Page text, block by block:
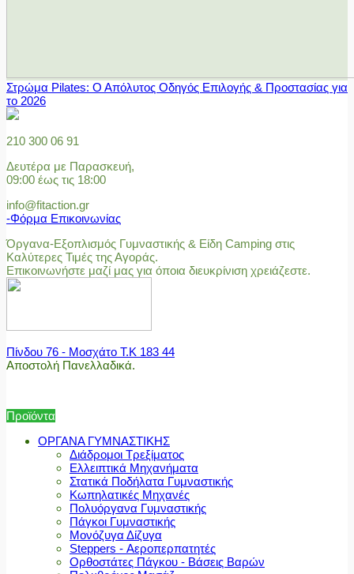
Στρώμα Pilates: Ο Απόλυτος Οδηγός Επιλογής & Προστασίας για
το 2026
210 300 06 91
Δευτέρα με Παρασκευή,
09:00 έως τις 18:00
info@fitaction.gr
-Φόρμα Επικοινωνίας
Όργανα-Εξοπλισμός Γυμναστικής & Είδη Camping στις
Καλύτερες Τιμές της Αγοράς.
Επικοινωνήστε μαζί μας για όποια διευκρίνιση χρειάζεστε.
Πίνδου 76 - Μοσχάτο Τ.Κ 183 44
Αποστολή Πανελλαδικά.
Προϊόντα
ΟΡΓΑΝΑ ΓΥΜΝΑΣΤΙΚΗΣ
Διάδρομοι Τρεξίματος
Ελλειπτικά Μηχανήματα
Στατικά Ποδήλατα Γυμναστικής
Κωπηλατικές Μηχανές
Πολυόργανα Γυμναστικής
Πάγκοι Γυμναστικής
Μονόζυγα Δίζυγα
Steppers - Αεροπερπατητές
Ορθοστάτες Πάγκου - Βάσεις Βαρών